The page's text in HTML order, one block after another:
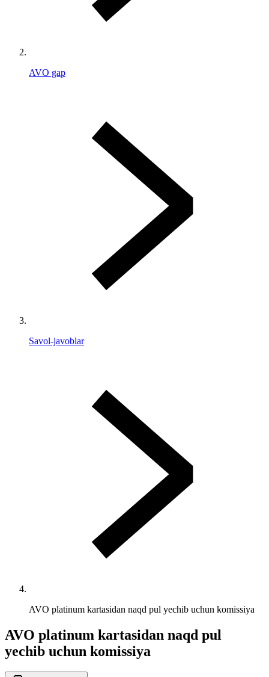
AVO gap
Savol-javoblar
AVO platinum kartasidan naqd pul yechib uchun komissiya
AVO platinum kartasidan naqd pul
yechib uchun komissiya